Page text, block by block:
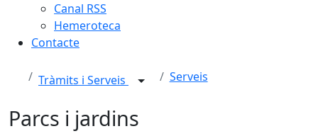
Canal RSS
Hemeroteca
Contacte
Tràmits i Serveis Serveis
Parcs i jardins